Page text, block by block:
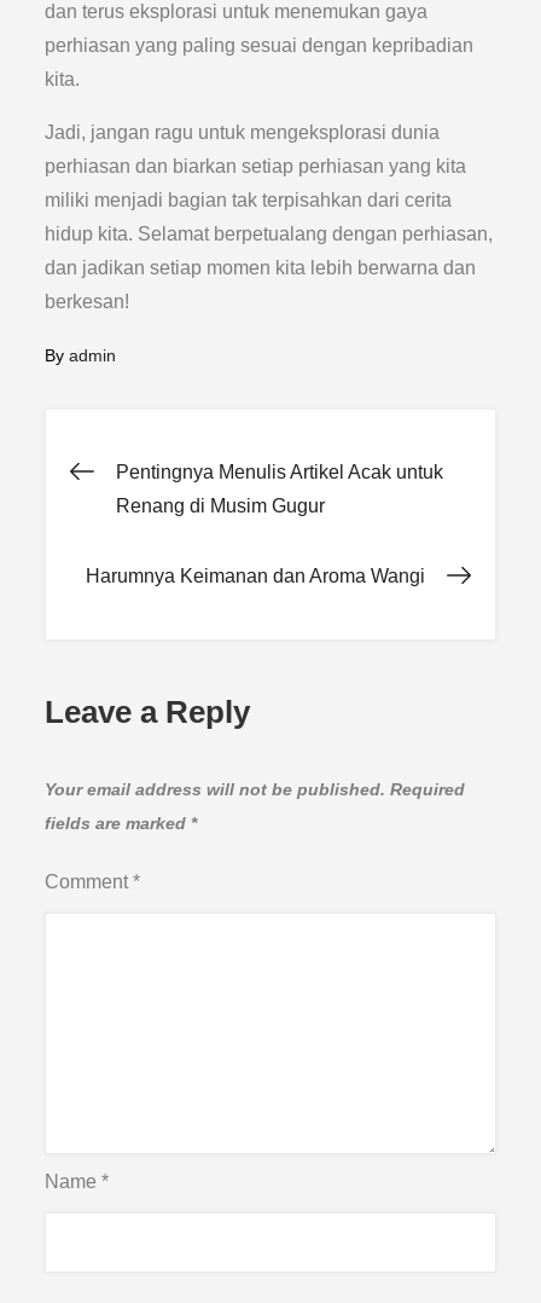
dan terus eksplorasi untuk menemukan gaya
perhiasan yang paling sesuai dengan kepribadian
kita.
Jadi, jangan ragu untuk mengeksplorasi dunia
perhiasan dan biarkan setiap perhiasan yang kita
miliki menjadi bagian tak terpisahkan dari cerita
hidup kita. Selamat berpetualang dengan perhiasan,
dan jadikan setiap momen kita lebih berwarna dan
berkesan!
Byadmin
Post
Pentingnya Menulis Artikel Acak untuk
Renang di Musim Gugur
Harumnya Keimanan dan Aroma Wangi
Leave a Reply
Your email address will not be published. Required
fields are marked *
Comment*
Name*